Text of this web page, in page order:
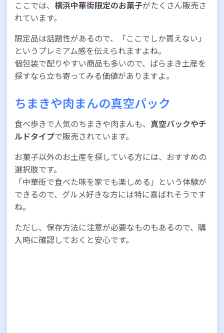
ここでは、 横浜中華街限定のお菓子がたくさん販売さ
れています。
限定品は話題性があるので、「ここでしか買えない」
というプレミアム感を伝えられますよね。
個包装で配りやすい商品も多いので、ばらまき土産を
探すなら立ち寄ってみる価値がありますよ。
ちまきや肉まんの真空パック
食べ歩きで人気のちまきや肉まんも、 真空パックやチ
ルドタイプで販売されています。
お菓子以外のお土産を探している方には、おすすめの
選択肢です。
「中華街で食べた味を家でも楽しめる」という体験が
できるので、グルメ好きな方には特に喜ばれそうです
ね。
ただし、保存方法に注意が必要なものもあるので、購
入時に確認しておくと安心です。